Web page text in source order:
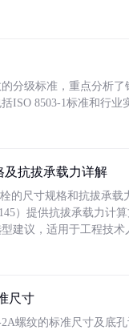
分级标准，重点分析
ISO 8503-1标准和行
及抗拔承载力详解
的尺寸规格和抗拔承
）提供抗拔承载力计
建议，适用于工程技术
尺寸
螺纹的标准尺寸及底